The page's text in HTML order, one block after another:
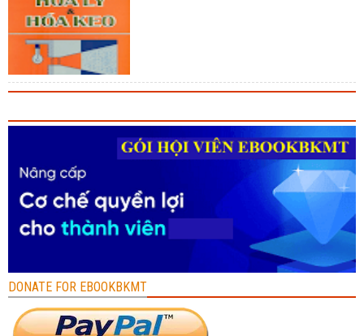
DONATE FOR EBOOKBKMT